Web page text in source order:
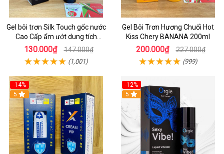
Gel bôi trơn Silk Touch gốc nước
Cao Cấp ẩm ướt dung tích
100ml
130.000₫ 147.000₫
(1,001)
Gel Bôi Trơn Hương Chuối Hot
Kiss Chery BANANA 200ml
200.000₫ 227.000₫
(999)
-14%
5
-12%
5